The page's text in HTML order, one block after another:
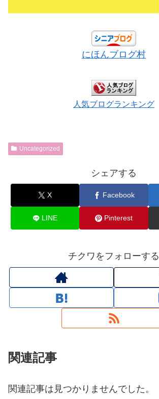
にほんブログ村
人気ブログランキング
Uncategorized
シェアする
X Facebook
LINE Pinterest
チクワをフォローする
関連記事
関連記事は見つかりませんでした。